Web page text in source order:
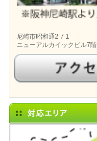
尼崎市昭和通2-7-1
ニューアルカイックビル7階